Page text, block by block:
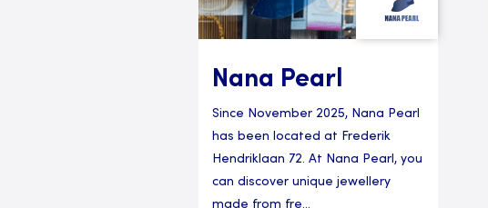
Nana Pearl
Since November 2025, Nana Pearl
has been located at Frederik
Hendriklaan 72. At Nana Pearl, you
can discover unique jewellery
made from fre...